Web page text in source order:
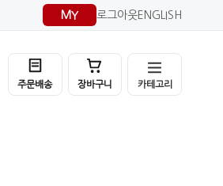
MY 로그아웃ENGLISH
주문배송 장바구니 카테고리